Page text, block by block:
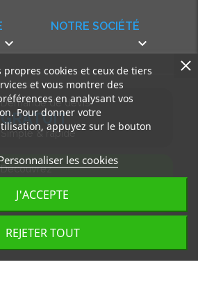
NOTRE SOCIÉTÉ


Demande de devis
GRATUIT
Simple & rapide
Découvrez
Accédez à nos articles
propres cookies et ceux de tiers
et vous montrer des
en analysant vos
Pour donner votre
appuyez sur le bouton
les cookies
REJETER TOUT
J'ACCEPTE
droits réservés, MD Ouest © 2026